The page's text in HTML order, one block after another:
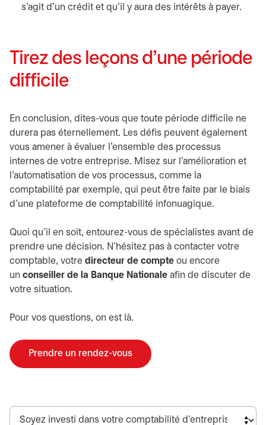
s’agit d’un crédit et qu’il y aura des intérêts à payer.
Tirez des leçons d’une période
difficile
En conclusion, dites-vous que toute période difficile ne
durera pas éternellement. Les défis peuvent également
vous amener à évaluer l’ensemble des processus
internes de votre entreprise. Misez sur l’amélioration et
l’automatisation de vos processus, comme la
comptabilité par exemple, qui peut être faite par le biais
d’une plateforme de comptabilité infonuagique.
Quoi qu’il en soit, entourez-vous de spécialistes avant de
prendre une décision. N’hésitez pas à contacter votre
comptable, votre directeur de compte ou encore
un conseiller de la Banque Nationale afin de discuter de
votre situation.
Pour vos questions, on est là.
Prendre un rendez-vouss’ouvre dans un nouvel onglet